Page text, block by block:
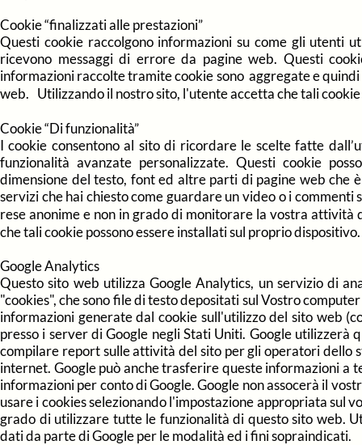
Cookie “finalizzati alle prestazioni”
Questi cookie raccolgono informazioni su come gli utenti
ricevono messaggi di errore da pagine web. Questi
informazioni raccolte tramite cookie sono aggregate e
web. Utilizzando il nostro sito, l'utente accetta che tali
Cookie “Di funzionalità”
I cookie consentono al sito di ricordare le scelte fatte
funzionalità avanzate personalizzate. Questi cookie
dimensione del testo, font ed altre parti di pagine web che
servizi che hai chiesto come guardare un video o i
rese anonime e non in grado di monitorare la vostra
che tali cookie possono essere installati sul proprio dispositivo.
Google Analytics
Questo sito web utilizza Google Analytics, un servizio di
"cookies", che sono file di testo depositati sul Vostro
informazioni generate dal cookie sull'utilizzo del sito web
presso i server di Google negli Stati Uniti. Google
compilare report sulle attività del sito per gli operatori
internet. Google può anche trasferire queste informazioni a
informazioni per conto di Google. Google non assocerà il
usare i cookies selezionando l'impostazione appropriata sul
grado di utilizzare tutte le funzionalità di questo sito web.
dati da parte di Google per le modalità ed i fini sopraindicati.